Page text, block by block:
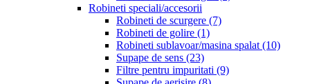
Robineti speciali/accesorii
Robineti de scurgere (7)
Robineti de golire (1)
Robineti sublavoar/masina spalat (10)
Supape de sens (23)
Filtre pentru impuritati (9)